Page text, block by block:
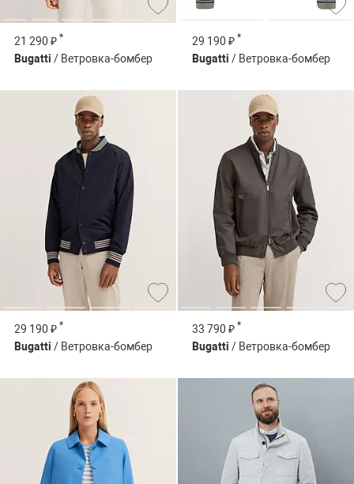
21 290 ₽ *
Bugatti / Ветровка-бомбер
29 190 ₽ *
Bugatti / Ветровка-бомбер
29 190 ₽ *
Bugatti / Ветровка-бомбер
33 790 ₽ *
Bugatti / Ветровка-бомбер